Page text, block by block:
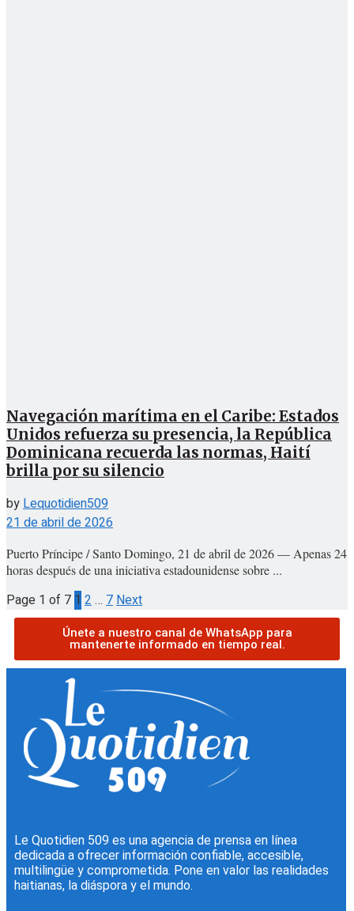
Navegación marítima en el Caribe: Estados
Unidos refuerza su presencia, la República
Dominicana recuerda las normas, Haití
brilla por su silencio
byLequotidien509
21 de abril de 2026
Puerto Príncipe / Santo Domingo, 21 de abril de 2026 — Apenas 24
horas después de una iniciativa estadounidense sobre ...
Page 1 of 7 1 2… 7Next
Únete a nuestro canal de WhatsApp para
mantenerte informado en tiempo real.
Le Quotidien 509 es una agencia de prensa en línea
dedicada a ofrecer información confiable, accesible,
multilingüe y comprometida. Pone en valor las realidades
haitianas, la diáspora y el mundo.